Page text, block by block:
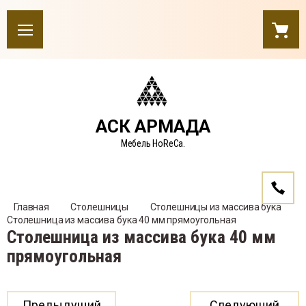
АСК АРМАДА
Мебель HoReCa.
Главная Столешницы
Столешницы из массива бука
Столешница из массива бука 40 мм прямоугольная
Столешница из массива бука 40 мм
прямоугольная